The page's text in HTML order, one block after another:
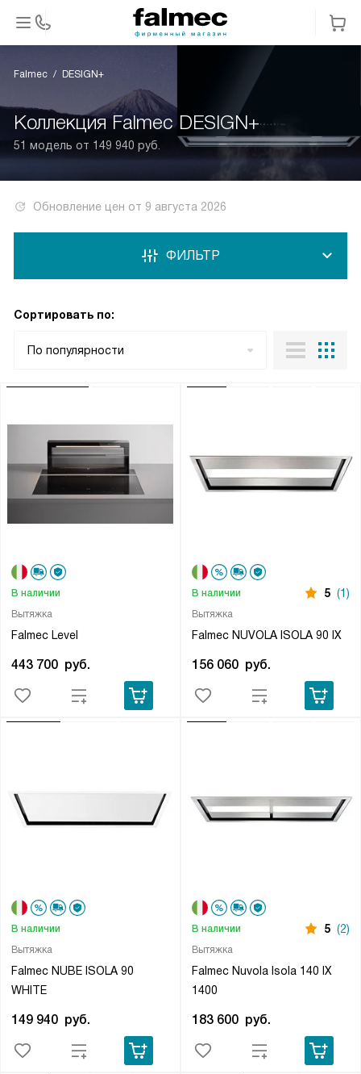
Falmec DESIGN+
Коллекция Falmec DESIGN+
51 модель от 149 940 руб.
Обновление цен от 9 августа 2026
ФИЛЬТР
Сортировать по:
По популярности
Вытяжка
Falmec Level
В наличии
443 700 руб.
Вытяжка
Falmec NUVOLA ISOLA 90 IX
В наличии 5 (1)
156 060 руб.
Вытяжка
Falmec NUBE ISOLA 90
WHITE
В наличии
149 940 руб.
Вытяжка
Falmec Nuvola Isola 140 IX
1400
В наличии 5 (2)
183 600 руб.